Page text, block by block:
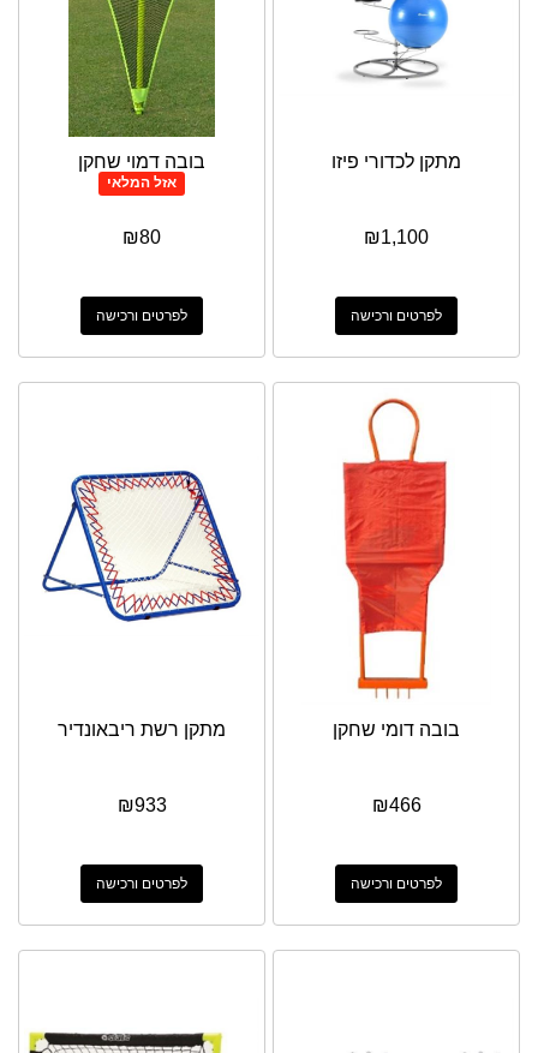
מתקן לכדורי פיזו
₪1,100
לפרטים ורכישה
בובה דמוי שחקן
אזל המלאי
₪80
לפרטים ורכישה
בובה דומי שחקן
₪466
לפרטים ורכישה
מתקן רשת ריבאונדיר
₪933
לפרטים ורכישה